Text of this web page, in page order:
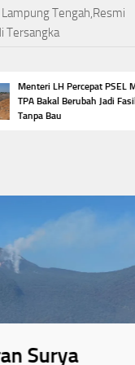
Tengah,Resmi
Tersangka
Menteri LH Percepat PSEL
TPA Bakal Berubah Jadi
Tanpa Bau
Surya